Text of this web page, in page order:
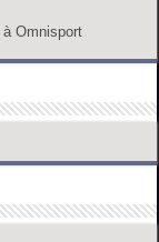
à Omnisport